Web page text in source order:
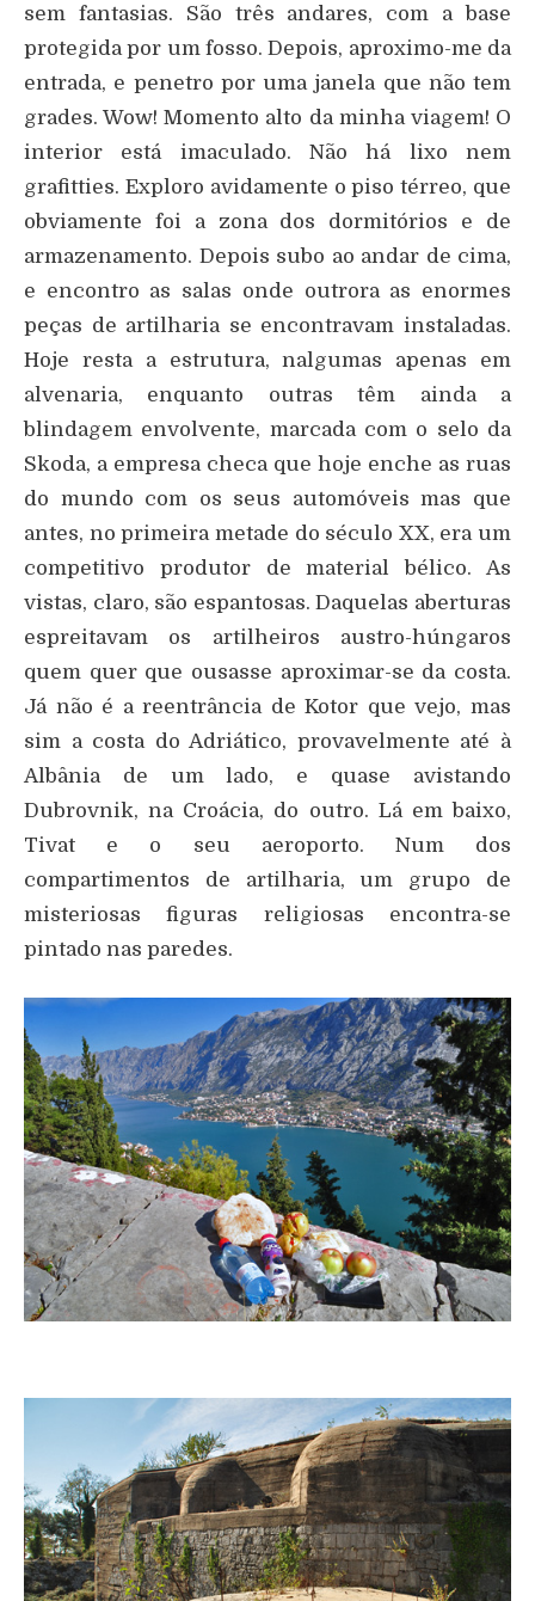
sem fantasias. São três andares, com a base
protegida por um fosso. Depois, aproximo-me da
entrada, e penetro por uma janela que não tem
grades. Wow! Momento alto da minha viagem! O
interior está imaculado. Não há lixo nem
grafitties. Exploro avidamente o piso térreo, que
obviamente foi a zona dos dormitórios e de
armazenamento. Depois subo ao andar de cima,
e encontro as salas onde outrora as enormes
peças de artilharia se encontravam instaladas.
Hoje resta a estrutura, nalgumas apenas em
alvenaria, enquanto outras têm ainda a
blindagem envolvente, marcada com o selo da
Skoda, a empresa checa que hoje enche as ruas
do mundo com os seus automóveis mas que
antes, no primeira metade do século XX, era um
competitivo produtor de material bélico. As
vistas, claro, são espantosas. Daquelas aberturas
espreitavam os artilheiros austro-húngaros
quem quer que ousasse aproximar-se da costa.
Já não é a reentrância de Kotor que vejo, mas
sim a costa do Adriático, provavelmente até à
Albânia de um lado, e quase avistando
Dubrovnik, na Croácia, do outro. Lá em baixo,
Tivat e o seu aeroporto. Num dos
compartimentos de artilharia, um grupo de
misteriosas figuras religiosas encontra-se
pintado nas paredes.